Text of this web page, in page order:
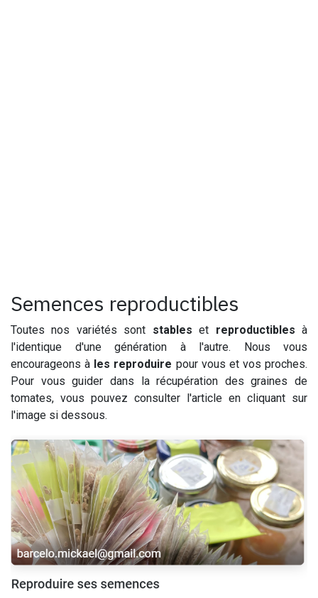
Semences reproductibles
Toutes nos variétés sont stables et reproductibles à
l'identique d'une génération à l'autre. Nous vous
encourageons à les reproduire pour vous et vos proches.
Pour vous guider dans la récupération des graines de
tomates, vous pouvez consulter l'article en cliquant sur
l'image si dessous.